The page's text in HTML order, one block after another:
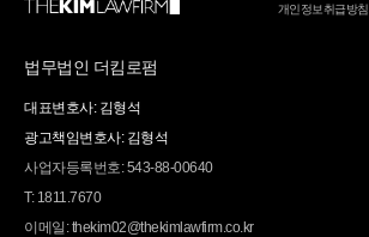
개인정보취급방침
법무법인 더킴로펌
대표변호사: 김형석
광고책임변호사: 김형석
사업자등록번호: 543-88-00640
T: 1811.7670
이메일: thekim02@thekimlawfirm.co.kr